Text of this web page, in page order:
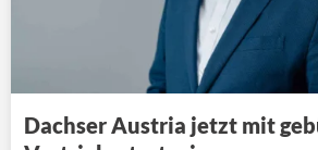
Dachser Austria jetzt mit